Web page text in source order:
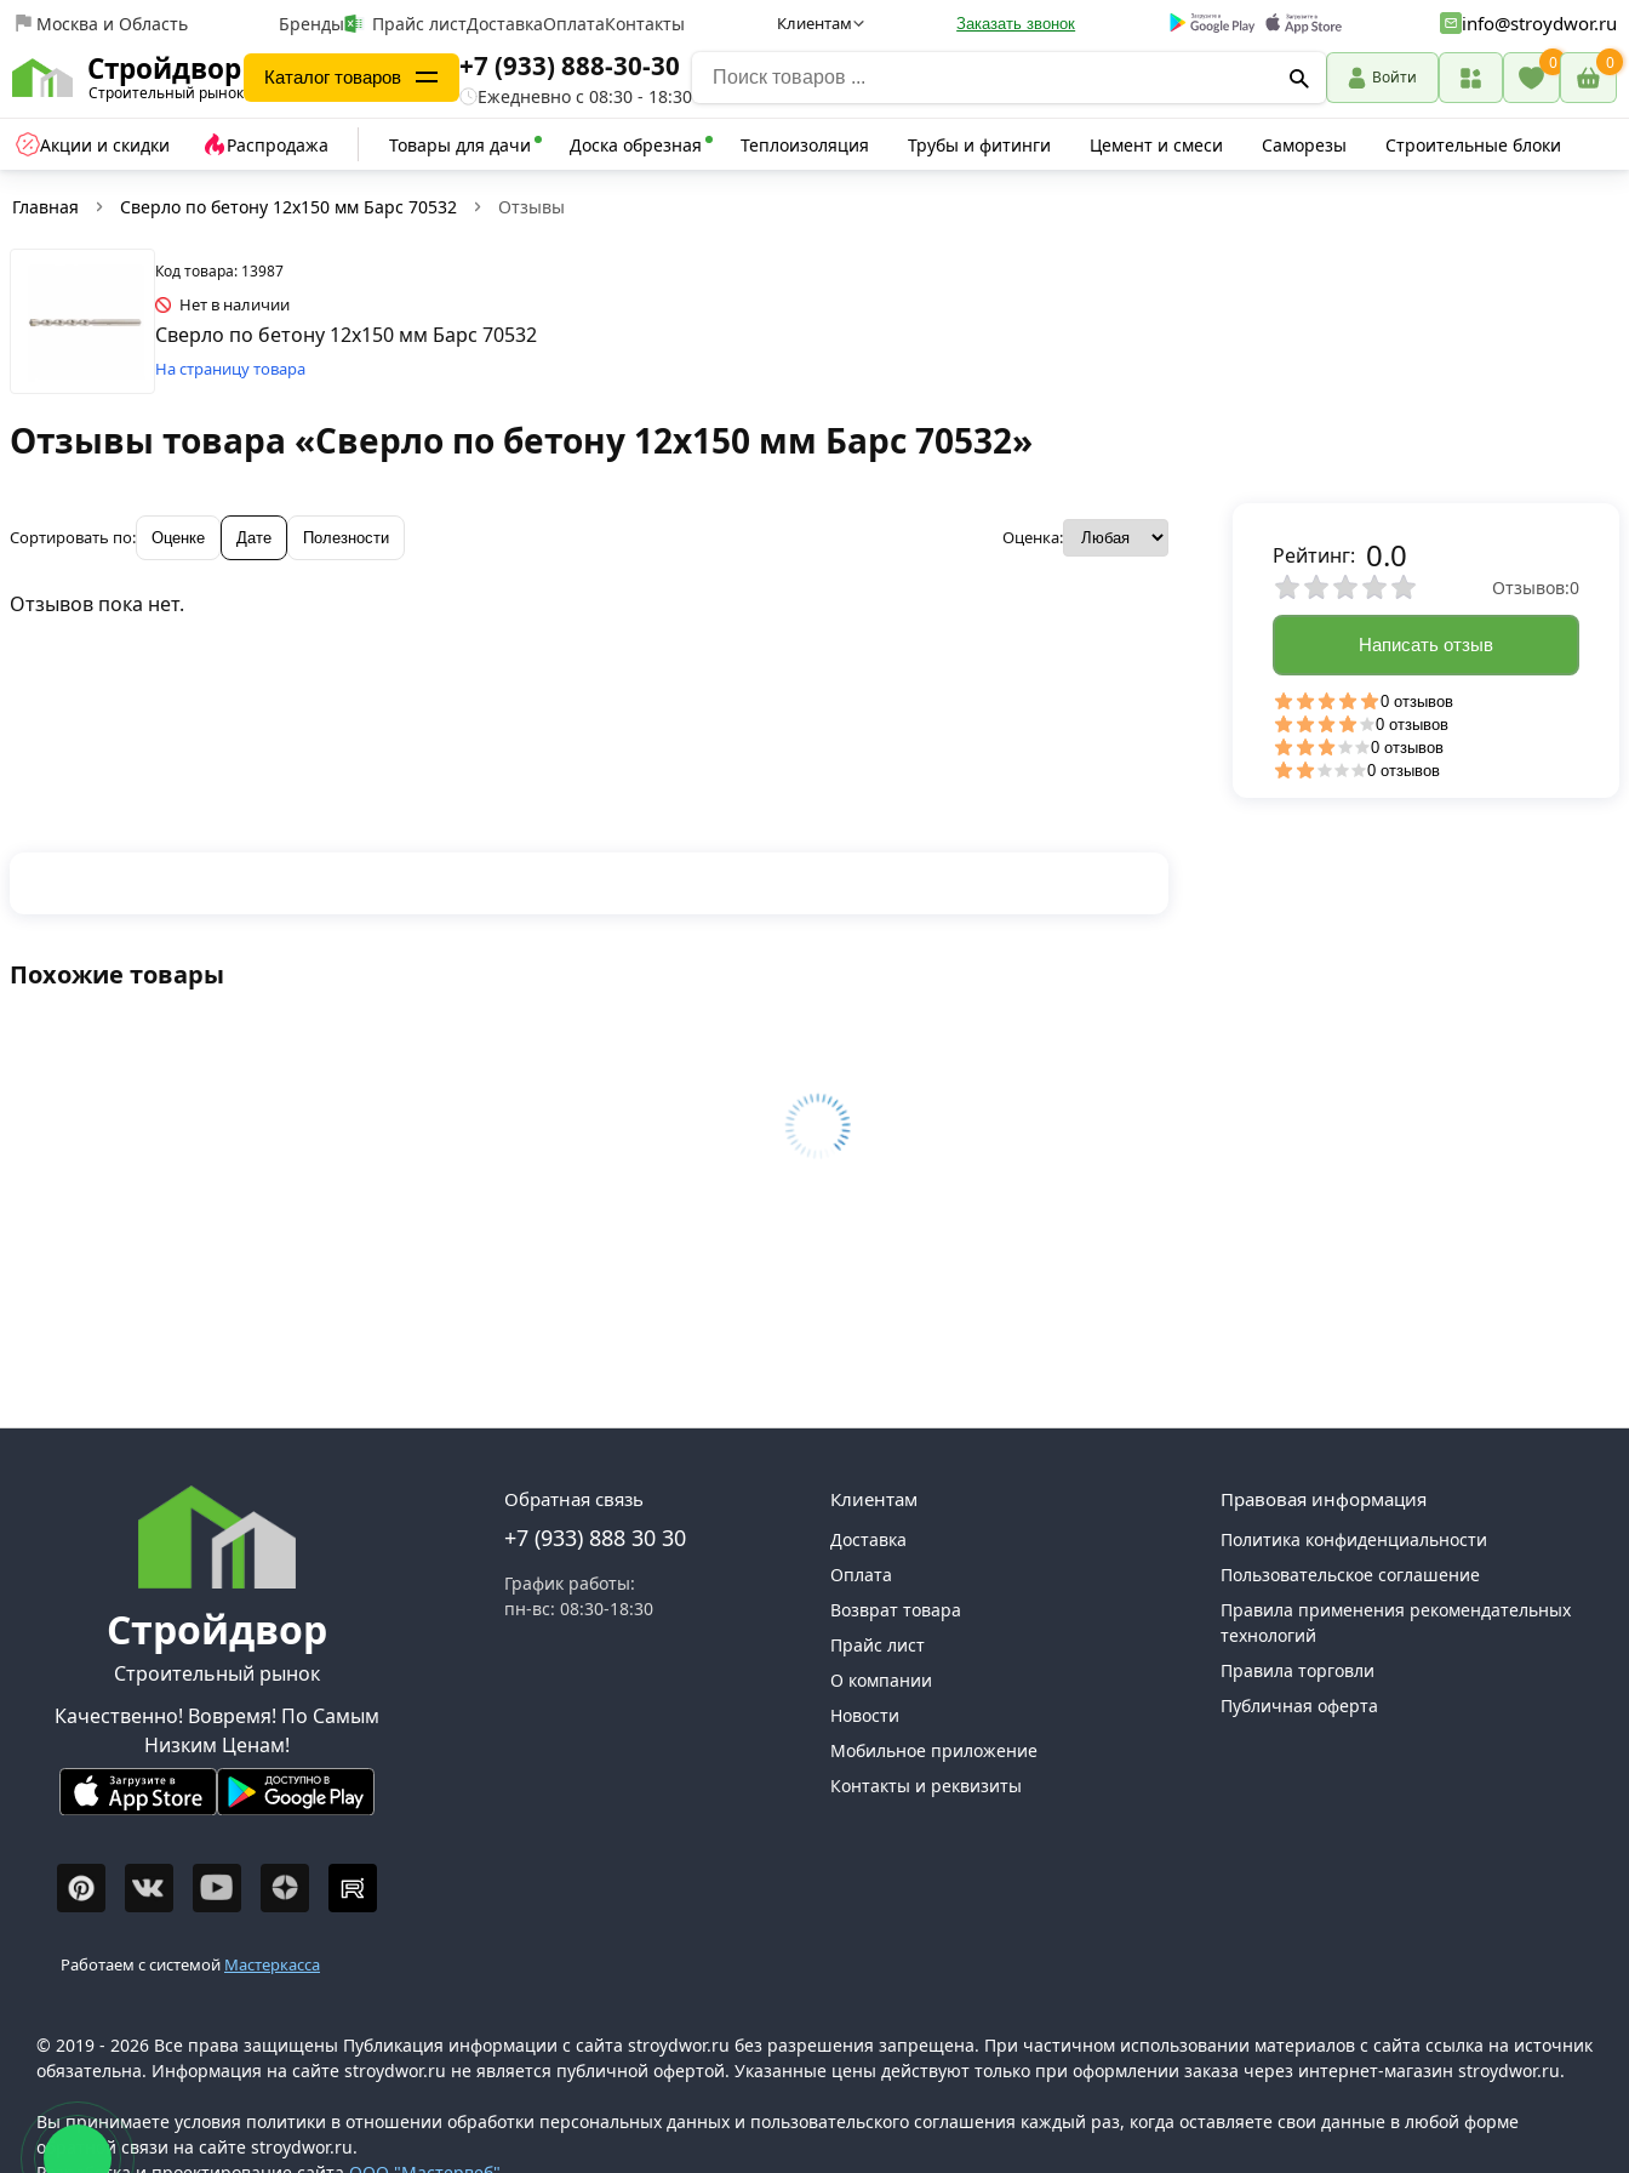
Москва и Область Бренды Прайс листДоставкаОплатаКонтакты Клиентам Заказать звонок info@stroydwor.ru
Стройдвор
Строительный рынок
Каталог товаров +7 (933) 888-30-30
Ежедневно с 08:30 - 18:30
Войти
0 0
Акции и скидки Распродажа Товары для дачи Доска обрезная Теплоизоляция Трубы и фитинги Цемент и смеси Саморезы Строительные блоки
Главная Сверло по бетону 12х150 мм Барс 70532 Отзывы
Код товара: 13987
Нет в наличии
Сверло по бетону 12х150 мм Барс 70532
На страницу товара
Отзывы товара «Сверло по бетону 12х150 мм Барс 70532»
Сортировать по: Оценке Дате Полезности Оценка:
Отзывов пока нет.
Рейтинг: 0.0
Отзывов:0
Написать отзыв
0 отзывов
0 отзывов
0 отзывов
0 отзывов
Похожие товары
Стройдвор
Строительный рынок
Качественно! Вовремя! По Самым
Низким Ценам!
Обратная связь
+7 (933) 888 30 30
График работы:
пн-вс: 08:30-18:30
Клиентам
Доставка
Оплата
Возврат товара
Прайс лист
О компании
Новости
Мобильное приложение
Контакты и реквизиты
Правовая информация
Политика конфиденциальности
Пользовательское соглашение
Правила применения рекомендательных
технологий
Правила торговли
Публичная оферта
Работаем с системой Мастеркасса
© 2019 - 2026 Все права защищены Публикация информации с сайта stroydwor.ru без разрешения запрещена. При частичном использовании материалов с сайта ссылка на источник
обязательна. Информация на сайте stroydwor.ru не является публичной офертой. Указанные цены действуют только при оформлении заказа через интернет-магазин stroydwor.ru.
Вы принимаете условия политики в отношении обработки персональных данных и пользовательского соглашения каждый раз, когда оставляете свои данные в любой форме
обратной связи на сайте stroydwor.ru.